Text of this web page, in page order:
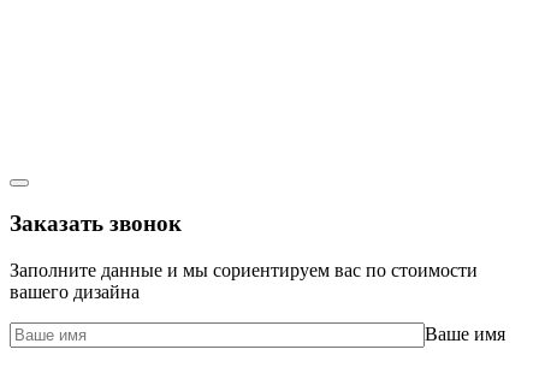
Заказать звонок
Заполните данные и мы сориентируем вас по стоимости
вашего дизайна
Ваше имя